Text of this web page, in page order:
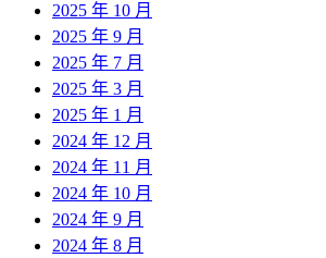
2025 年 10 月
2025 年 9 月
2025 年 7 月
2025 年 3 月
2025 年 1 月
2024 年 12 月
2024 年 11 月
2024 年 10 月
2024 年 9 月
2024 年 8 月